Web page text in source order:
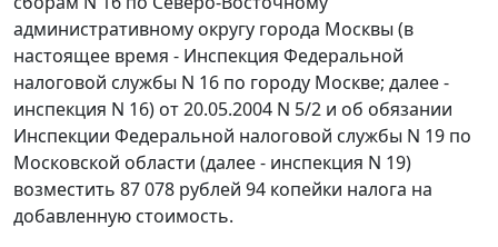
административному округу города Москвы (в
настоящее время - Инспекция Федеральной
налоговой службы N 16 по городу Москве; далее -
инспекция N 16) от 20.05.2004 N 5/2 и об обязании
Инспекции Федеральной налоговой службы N 19 по
Московской области (далее - инспекция N 19)
возместить 87 078 рублей 94 копейки налога на
добавленную стоимость.